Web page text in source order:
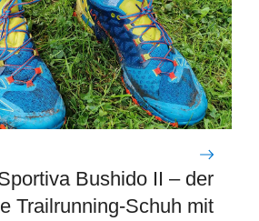
Bushido II – der
Trailrunning-Schuh mit